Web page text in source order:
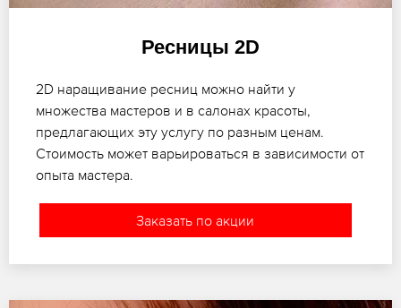
Ресницы 2D
2D наращивание ресниц можно найти у
множества мастеров и в салонах красоты,
предлагающих эту услугу по разным ценам.
Стоимость может варьироваться в зависимости от
опыта мастера.
Заказать по акции